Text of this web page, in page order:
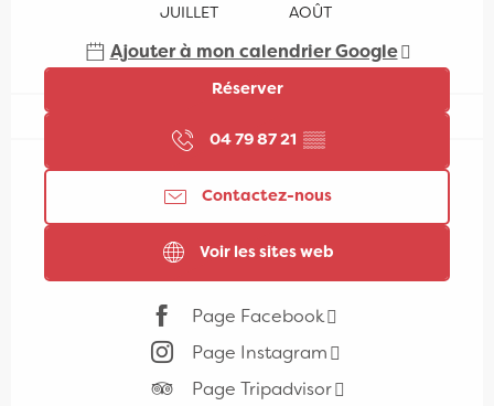
JUILLET AOÛT
Ajouter à mon calendrier Google
Réserver
04 79 87 21 ▒▒
Contactez-nous
Voir les sites web
Page Facebook
Page Instagram
Page Tripadvisor